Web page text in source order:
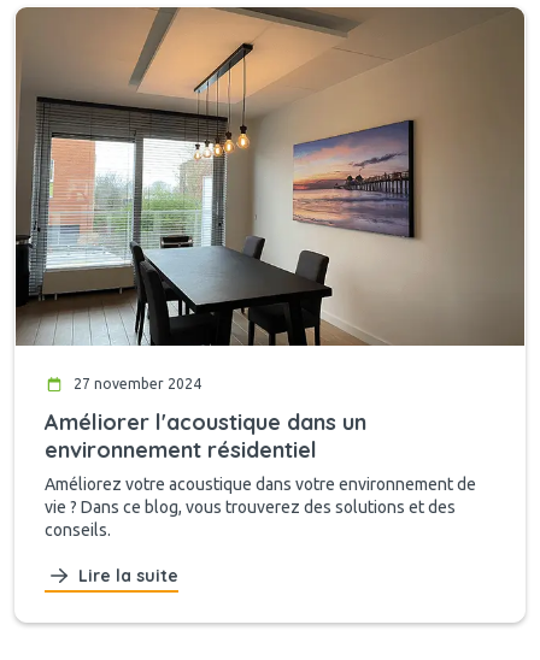
27 november 2024
Améliorer l'acoustique dans un
environnement résidentiel
Améliorez votre acoustique dans votre environnement de
vie ? Dans ce blog, vous trouverez des solutions et des
conseils.
Lire la suite